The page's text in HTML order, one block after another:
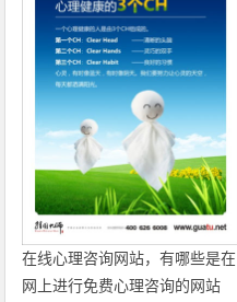
在线心理咨询网站，有哪些是在
网上进行免费心理咨询的网站